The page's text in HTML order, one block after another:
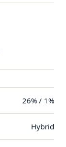
26% / 1%
Hybrid